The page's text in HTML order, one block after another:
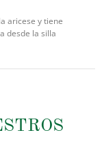
aricese y tiene
desde la silla